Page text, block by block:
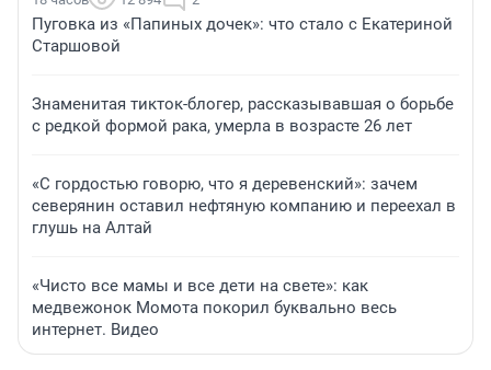
Пуговка из «Папиных дочек»: что стало с Екатериной
Старшовой
Знаменитая тикток-блогер, рассказывавшая о борьбе
с редкой формой рака, умерла в возрасте 26 лет
«С гордостью говорю, что я деревенский»: зачем
северянин оставил нефтяную компанию и переехал в
глушь на Алтай
«Чисто все мамы и все дети на свете»: как
медвежонок Момота покорил буквально весь
интернет. Видео